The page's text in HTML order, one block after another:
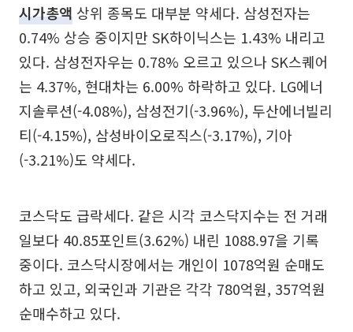
시가총액 상위 종목도 대부분 약세다. 삼성전자는
0.74% 상승 중이지만 SK하이닉스는 1.43% 내리고
있다. 삼성전자우는 0.78% 오르고 있으나 SK스퀘어
는 4.37%, 현대차는 6.00% 하락하고 있다. LG에너
지솔루션(-4.08%), 삼성전기(-3.96%), 두산에너빌리
티(-4.15%), 삼성바이오로직스(-3.17%), 기아
(-3.21%)도 약세다.
코스닥도 급락세다. 같은 시각 코스닥지수는 전 거래
일보다 40.85포인트(3.62%) 내린 1088.97을 기록
중이다. 코스닥시장에서는 개인이 1078억원 순매도
하고 있고, 외국인과 기관은 각각 780억원, 357억원
순매수하고 있다.